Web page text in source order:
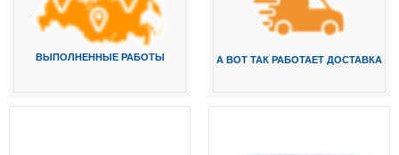
ВЫПОЛНЕННЫЕ РАБОТЫ А ВОТ ТАК РАБОТАЕТ ДОСТАВКА